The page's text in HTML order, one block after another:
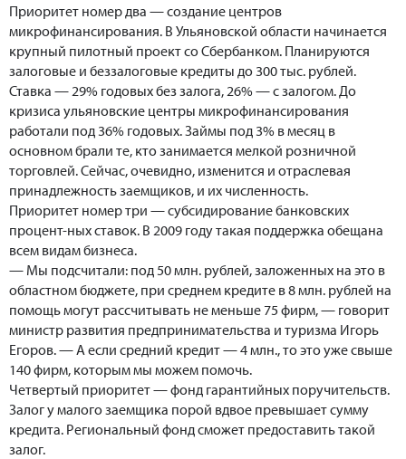
Приоритет номер два — создание центров
микрофинансирования. В Ульяновской области начинается
крупный пилотный проект со Сбербанком. Планируются
залоговые и беззалоговые кредиты до 300 тыс. рублей.
Ставка — 29% годовых без залога, 26% — с залогом. До
кризиса ульяновские центры микрофинансирования
работали под 36% годовых. Займы под 3% в месяц в
основном брали те, кто занимается мелкой розничной
торговлей. Сейчас, очевидно, изменится и отраслевая
принадлежность заемщиков, и их численность.
Приоритет номер три — субсидирование банковских
процент-ных ставок. В 2009 году такая поддержка обещана
всем видам бизнеса.
— Мы подсчитали: под 50 млн. рублей, заложенных на это в
областном бюджете, при среднем кредите в 8 млн. рублей на
помощь могут рассчитывать не меньше 75 фирм, — говорит
министр развития предпринимательства и туризма Игорь
Егоров. — А если средний кредит — 4 млн., то это уже свыше
140 фирм, которым мы можем помочь.
Четвертый приоритет — фонд гарантийных поручительств.
Залог у малого заемщика порой вдвое превышает сумму
кредита. Региональный фонд сможет предоставить такой
залог.